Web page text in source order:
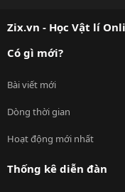
Zix.vn - Học Vật lí
Có gì mới?
Bài viết mới
Dòng thời gian
Hoạt động mới nhất
Thống kê diễn đàn